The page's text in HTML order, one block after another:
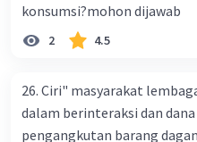
berisiko terkena diabetes
menyebabkan masyarakat,
sudah berapa kali Anda
online untuk memenuhi
juga berapa banyak langkah
konsumsi?mohon dijawab
2 4.5
26. Ciri" masyarakat
dalam berinteraksi dan
pengangkutan barang